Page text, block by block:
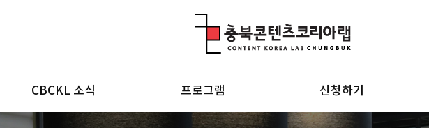
CBCKL 소식 프로그램 신청하기